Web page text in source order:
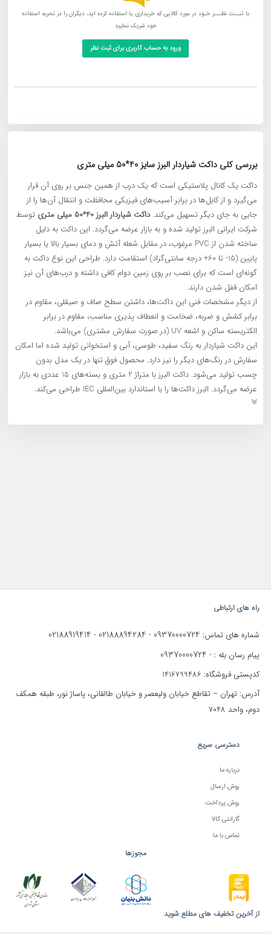
با ثبــت نظـــر خـود در مورد کالایی که خریداری یا استفاده کرده اید، دیگران را در تجربه استفاده
خود شریک نمایید
ورود به حساب کاربری برای ثبت نظر
بررسی کلی داکت شیاردار البرز سایز 40*50 میلی‌ متری
داکت یک کانال پلاستیکی است که یک درب از همین جنس بر روی آن قرار
می‌گیرد و از کابل‌ها در برابر آسیب‌های فیزیکی محافظت و انتقال ‌آن‌ها را از
جایی به جای دیگر تسهیل می‌کند.داکت شیاردار البرز 40*50 میلی‌ متری
توسط
شرکت ایرانی البرز تولید شده و به بازار عرضه می‌گردد. این داکت به دلیل
ساخته شدن از PVC مرغوب، در مقابل شعله آتش و دمای بسیار بالا یا بسیار
پایین (15- تا 60+ درجه سانتی‌گراد) استقامت دارد. طراحی این نوع داکت به
گونه‌ای است که برای نصب بر روی زمین دوام کافی داشته و درب‌های آن نیز
امکان قفل شدن دارند.
از دیگر مشخصات فنی این داکت‌ها، داشتن سطح صاف و صیقلی، مقاوم در
برابر کشش و ضربه، ضخامت و انعطاف پذیری مناسب، مقاوم در برابر
الکتریسته ساکن و اشعه UV (در صورت سفارش مشتری) می‌باشد.
این داکت شیاردار به رنگ سفید، طوسی، آبی و استخوانی تولید شده اما امکان
سفارش در رنگ‌های دیگر را نیز دارد. محصول فوق تنها در یک مدل بدون
چسب تولید می‌شود. داکت‌ البرز با متراژ 2 متری و بسته‌های 15 عددی به بازار
عرضه می‌گردد. البرز داکت‌ها را با استاندارد بین‌المللی IEC طراحی می‌کند.
راه های ارتباطی
شماره های تماس: 09370000724
-
02188894284
-
02188919414
پیام رسان بله : - 09370000724
کدپستی فروشگاه: 1416799486
آدرس: تهران – تقاطع خیابان ولیعصر و خیابان طالقانی، پاساژ نور، طبقه همکف
دوم، واحد 7048
دسترسی سریع
درباره ما
روش ارسال
روش پرداخت
گارانتی کالا
تماس با ما
مجوزها
از آخرین تخفیف های مطلع شوید